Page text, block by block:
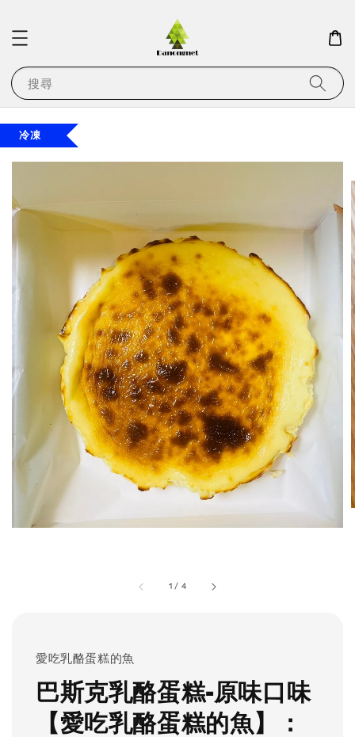
搜尋
1 / 4
冷凍
愛吃乳酪蛋糕的魚
巴斯克乳酪蛋糕-原味口味
【愛吃乳酪蛋糕的魚】：